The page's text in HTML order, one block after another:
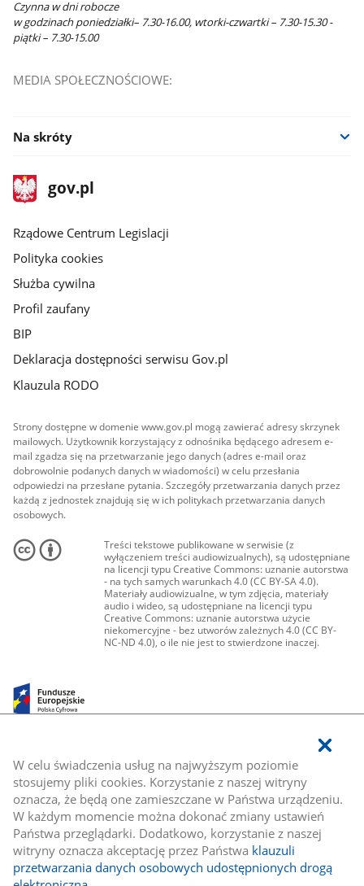
W celu świadczenia usług na najwyższym poziomie
stosujemy pliki cookies. Korzystanie z naszej witryny
oznacza, że będą one zamieszczane w Państwa urządzeniu.
W każdym momencie można dokonać zmiany ustawień
Państwa przeglądarki. Dodatkowo, korzystanie z naszej
witryny oznacza akceptację przez Państwa klauzuli
przetwarzania danych osobowych udostępnionych drogą
Czynna w dni robocze
w godzinach poniedziałki– 7.30-16.00, wtorki-czwartki – 7.30-15.30 -
piątki – 7.30-15.00
MEDIA SPOŁECZNOŚCIOWE:
Na skróty
stopka
gov.plStrona
gov.pl
Rządowe Centrum Legislacji
Polityka cookies
Służba cywilna
Profil zaufany
BIP
Deklaracja dostępności serwisu Gov.pl
Klauzula RODO
Strony dostępne w domenie www.gov.pl mogą zawierać adresy skrzynek
mailowych. Użytkownik korzystający z odnośnika będącego adresem e-
mail zgadza się na przetwarzanie jego danych (adres e-mail oraz
dobrowolnie podanych danych w wiadomości) w celu przesłania
odpowiedzi na przesłane pytania. Szczegóły przetwarzania danych przez
każdą z jednostek znajdują się w ich politykach przetwarzania danych
osobowych.
Treści tekstowe publikowane w serwisie (z
wyłączeniem treści audiowizualnych), są udostępniane
na licencji typu Creative Commons: uznanie autorstwa
- na tych samych warunkach 4.0 (CC BY-SA 4.0).
Materiały audiowizualne, w tym zdjęcia, materiały
audio i wideo, są udostępniane na licencji typu
Creative Commons: uznanie autorstwa użycie
niekomercyjne - bez utworów zależnych 4.0 (CC BY-
NC-ND 4.0), o ile nie jest to stwierdzone inaczej.